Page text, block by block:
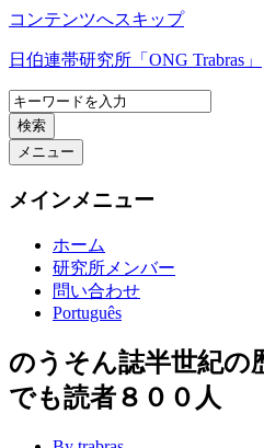
コンテンツへスキップ
日伯連帯研究所「ONG Trabras」
検索
メニュー
メインメニュー
ホーム
研究所メンバー
問い合わせ
Português
のうそん誌半世紀の
でも読者８００人